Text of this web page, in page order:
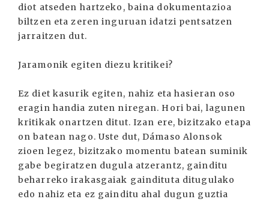
diot atseden hartzeko, baina dokumentazioa
biltzen eta zeren inguruan idatzi pentsatzen
jarraitzen dut.
Jaramonik egiten diezu kritikei?
Ez diet kasurik egiten, nahiz eta hasieran oso
eragin handia zuten niregan. Hori bai, lagunen
kritikak onartzen ditut. Izan ere, bizitzako etapa
on batean nago. Uste dut, Dámaso Alonsok
zioen legez, bizitzako momentu batean suminik
gabe begiratzen dugula atzerantz, gainditu
beharreko irakasgaiak gaindituta ditugulako
edo nahiz eta ez gainditu ahal dugun guztia